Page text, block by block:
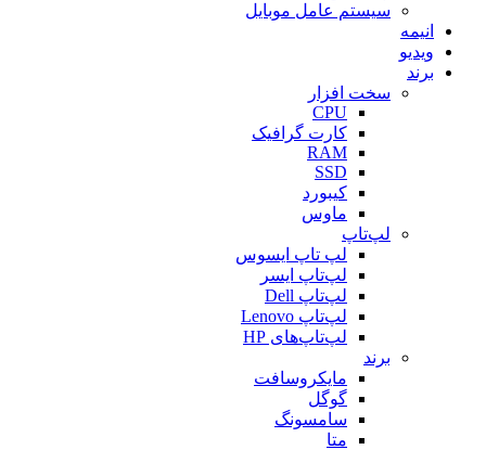
سیستم عامل موبایل
انیمه
ویدیو
برند
سخت افزار
CPU
کارت گرافیک
RAM
SSD
کیبورد
ماوس
لپ‌تاپ
لپ تاپ ایسوس
لپ‌تاپ ایسر
لپ‌تاپ Dell
لپ‌تاپ Lenovo
لپ‌تاپ‌های HP
برند
مایکروسافت
گوگل
سامسونگ
متا